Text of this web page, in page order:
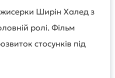
Ширін Халед з
ролі. Фільм
стосунків під